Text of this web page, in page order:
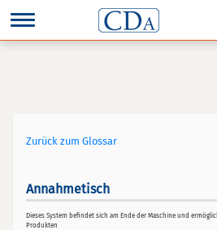
Zurück zum Glossar
Annahmetisch
Dieses System befindet sich am Ende der Maschine und
Produkten